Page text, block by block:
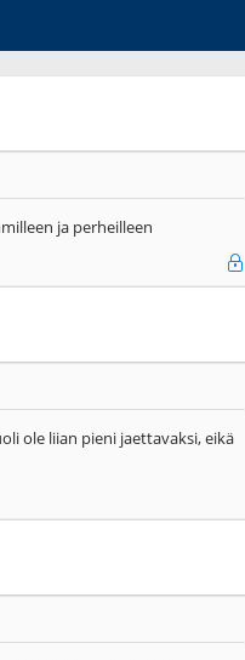
ja perheilleen
ole liian pieni jaettavaksi, eikä